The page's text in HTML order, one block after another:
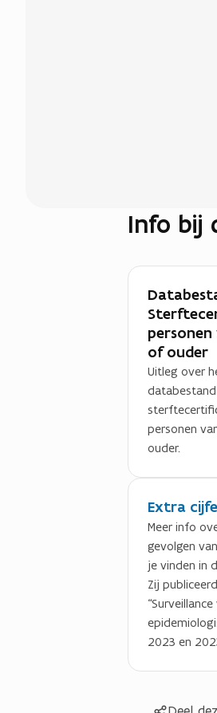
Info bij
personen
of ouder
Uitleg over
personen
ouder.
Extra
(
i
Meer info
gevolgen
je vinden in
Zij
2023 en